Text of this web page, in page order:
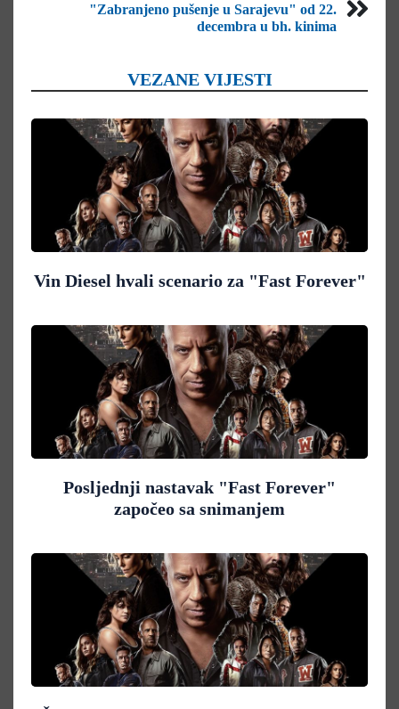
"Zabranjeno pušenje u Sarajevu" od 22.
decembra u bh. kinima
VEZANE VIJESTI
Vin Diesel hvali scenario za "Fast Forever"
Posljednji nastavak "Fast Forever"
započeo sa snimanjem